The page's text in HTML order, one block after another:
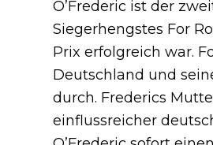
O’Frederic ist der
Siegerhengstes For
Prix erfolgreich war.
Deutschland und
durch. Frederics
einflussreicher